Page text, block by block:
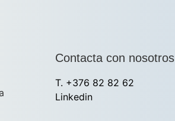
Contacta con nosotros
T. +376 82 82 62
Linkedin